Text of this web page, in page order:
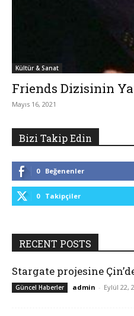
Kültür & Sanat
Friends Dizisinin
Mayıs 16, 2021
Bizi Takip Edin
0 Beğenenler
0 Takipçiler
RECENT POSTS
Stargate projesine
Güncel Haberler admin - Eylül 22,